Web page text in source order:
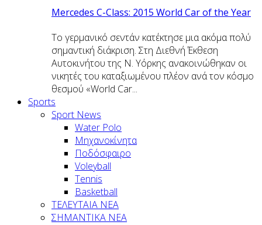
Mercedes C-Class: 2015 World Car of the Year
Το γερμανικό σεντάν κατέκτησε μια ακόμα πολύ
σημαντική διάκριση. Στη Διεθνή Έκθεση
Αυτοκινήτου της Ν. Υόρκης ανακοινώθηκαν οι
νικητές του καταξιωμένου πλέον ανά τον κόσμο
θεσμού «World Car...
Sports
Sport News
Water Polo
Μηχανοκίνητα
Ποδόσφαιρο
Voleyball
Tennis
Basketball
ΤΕΛΕΥΤΑΙΑ ΝΕΑ
ΣΗΜΑΝΤΙΚΑ ΝΕΑ